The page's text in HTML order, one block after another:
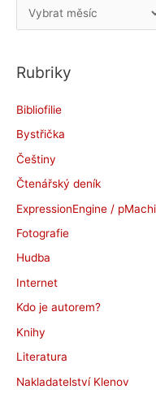
r
h
v
y
Rubriky
Bibliofilie
Bystřička
Češtiny
Čtenářský deník
ExpressionEngine /
Fotografie
Hudba
Internet
Kdo je autorem?
Knihy
Literatura
Nakladatelství Klenov